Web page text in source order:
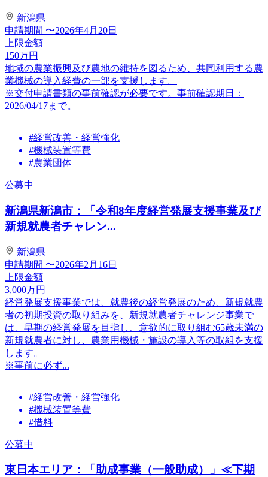
新潟県
申請期間 〜2026年4月20日
上限金額
150万円
地域の農業振興及び農地の維持を図るため、共同利用する農
業機械の導入経費の一部を支援します。
※交付申請書類の事前確認が必要です。事前確認期日：
2026/04/17まで。
#経営改善・経営強化
#機械装置等費
#農業団体
公募中
新潟県新潟市：「令和8年度経営発展支援事業及び
新規就農者チャレン...
新潟県
申請期間 〜2026年2月16日
上限金額
3,000万円
経営発展支援事業では、就農後の経営発展のため、新規就農
者の初期投資の取り組みを、新規就農者チャレンジ事業で
は、早期の経営発展を目指し、意欲的に取り組む65歳未満の
新規就農者に対し、農業用機械・施設の導入等の取組を支援
します。
※事前に必ず...
#経営改善・経営強化
#機械装置等費
#借料
公募中
東日本エリア：「助成事業（一般助成）」≪下期